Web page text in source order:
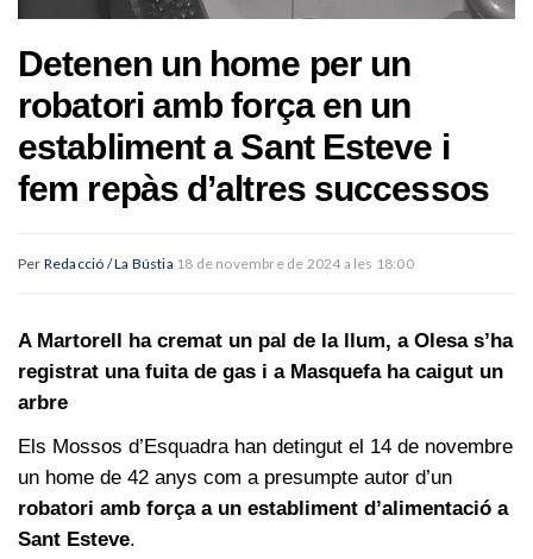
Detenen un home per un
robatori amb força en un
establiment a Sant Esteve i
fem repàs d’altres successos
Per Redacció / La Bústia 18 de novembre de 2024 a les 18:00
A Martorell ha cremat un pal de la llum, a Olesa s’ha
registrat una fuita de gas i a Masquefa ha caigut un
arbre
Els Mossos d’Esquadra han detingut el 14 de novembre
un home de 42 anys com a presumpte autor d’un
robatori amb força a un establiment d’alimentació a
Sant Esteve.